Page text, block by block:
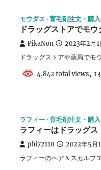
モウダス 育毛剤注文・購
ドラッグストアでモ
PikaNon 2023年2月1
ドラッグストアや薬局でモ
4,842 total views,
ラフィー 育毛剤注文・購
ラフィーはドラッグ
phi72110 2022年5月
ラフィーのヘア＆スカルプ